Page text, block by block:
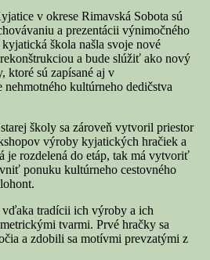
v okrese Rimavská Sobota sú
a prezentácii výnimočného
škola našla svoje nové
a bude slúžiť ako nový
ktoré sú zapísané aj v
nehmotného kultúrneho dedičstva
školy sa zároveň vytvoril priestor
výroby kyjatických hračiek a
je rozdelená do etáp, tak má vytvoriť
ponuku kultúrneho cestovného
tradícii ich výroby a ich
tvarmi. Prvé hračky sa
a zdobili sa motívmi prevzatými z